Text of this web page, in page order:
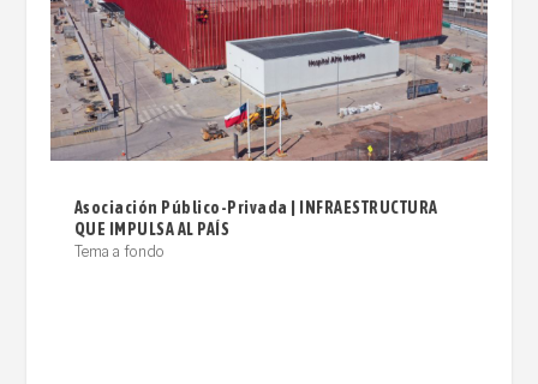
Asociación Público-Privada | INFRAESTRUCTURA
QUE IMPULSA AL PAÍS
Tema a fondo